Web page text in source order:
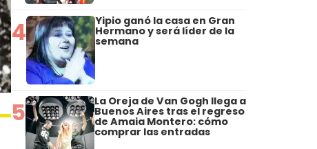
4 Yipio ganó la casa en Gran
Hermano y será líder de la
semana
5 La Oreja de Van Gogh llega a
Buenos Aires tras el regreso
de Amaia Montero: cómo
comprar las entradas